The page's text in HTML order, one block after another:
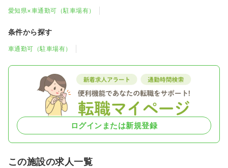
愛知県×車通勤可（駐車場有）
条件から探す
車通勤可（駐車場有）
ログインまたは新規登録
この施設の求人一覧